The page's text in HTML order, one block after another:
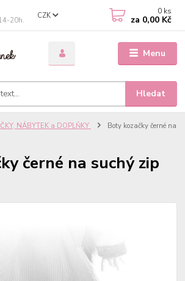
Menu
CZK
Hledat
20h.
0 ks
za 0,00 Kč
NÁBYTEK a DOPLŇKY
Boty kozačky černé na
černé na suchý zip